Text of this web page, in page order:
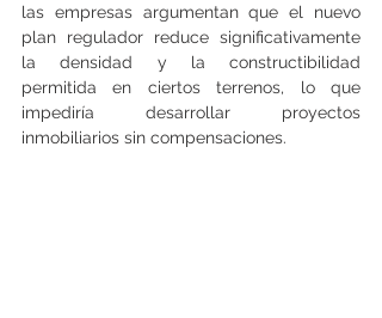
las empresas argumentan que el nuevo
plan regulador reduce significativamente
la densidad y la constructibilidad
permitida en ciertos terrenos, lo que
impediría desarrollar proyectos
inmobiliarios sin compensaciones.